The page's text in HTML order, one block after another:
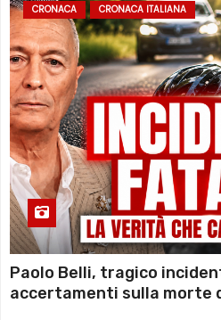
CRONACA CRONACA ITALIANA
Paolo Belli, tragico
accertamenti sulla morte